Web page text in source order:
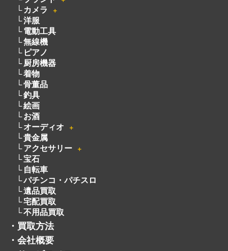
着物
骨董品
釣具
絵画
お酒
オーディオ
貴金属
アクセサリー
宝石
自転車
パチンコ・パチスロ
遺品買取
宅配買取
不用品買取
買取方法
会社概要
サービスメニュー
ライン
よくある質問
・ お客様の声
・ 採用情報